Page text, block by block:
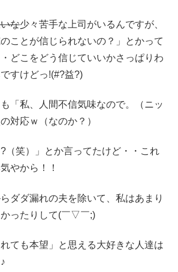
な少々苦手な上司がいるんですが、
ことが信じられないの？」とかって
どこをどう信じていいかさっぱりわ
すけどっ!(#?益?)
「私、人間不信気味なので。（ニッ
対応ｗ（なのか？）
?（笑）」とか言ってたけど・・これ
やから！！
ダダ漏れの夫を除いて、私はあまり
かったりして(￣▽￣;)
ても本望」と思える大好きな人達は